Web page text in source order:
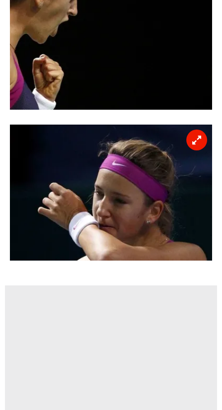
ilgili mevzuata uygun olarak kullanılan çerezlerle ilgili bilgi
almak için lütfentıklayınız